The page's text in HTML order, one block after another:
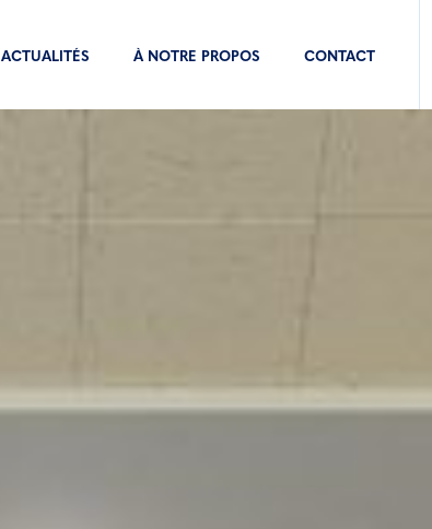
ACTUALITÉS À NOTRE PROPOS CONTACT